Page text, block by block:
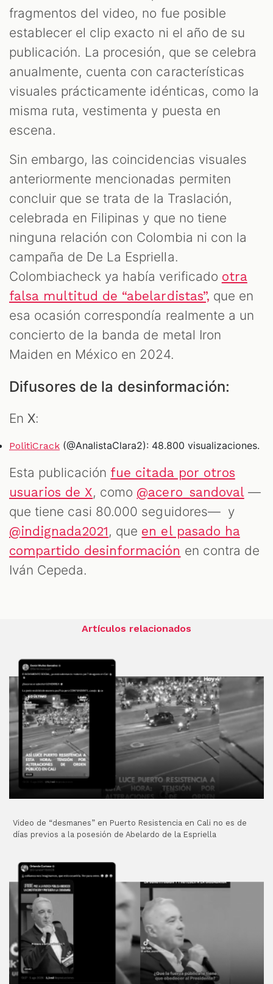
fragmentos del video, no fue posible
establecer el clip exacto ni el año de su
publicación. La procesión, que se celebra
anualmente, cuenta con características
visuales prácticamente idénticas, como la
misma ruta, vestimenta y puesta en
escena.
Sin embargo, las coincidencias visuales
anteriormente mencionadas permiten
concluir que se trata de la Traslación,
celebrada en Filipinas y que no tiene
ninguna relación con Colombia ni con la
campaña de De La Espriella.
Colombiacheck ya había verificado otra
falsa multitud de “abelardistas”, que en
esa ocasión correspondía realmente a un
concierto de la banda de metal Iron
Maiden en México en 2024.
Difusores de la desinformación:
En X:
PolitiCrack (@AnalistaClara2): 48.800 visualizaciones.
Esta publicación fue citada por otros
usuarios de X, como @acero_sandoval—
que tiene casi 80.000 seguidores— y
@indignada2021, que en el pasado ha
compartido desinformación en contra de
Iván Cepeda.
Artículos relacionados
Video de “desmanes” en Puerto Resistencia en Cali no es de
días previos a la posesión de Abelardo de la Espriella